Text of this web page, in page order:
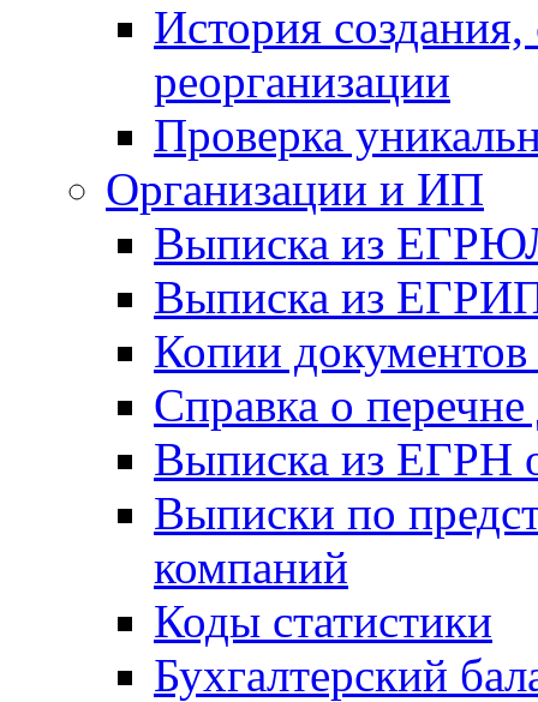
История
реорганизации
Проверка
Организации и ИП
Выписка из
Выписка из
Копии документов
Справка о
Выписка из ЕГРН
Выписки по
компаний
Коды статистики
Бухгалтерский